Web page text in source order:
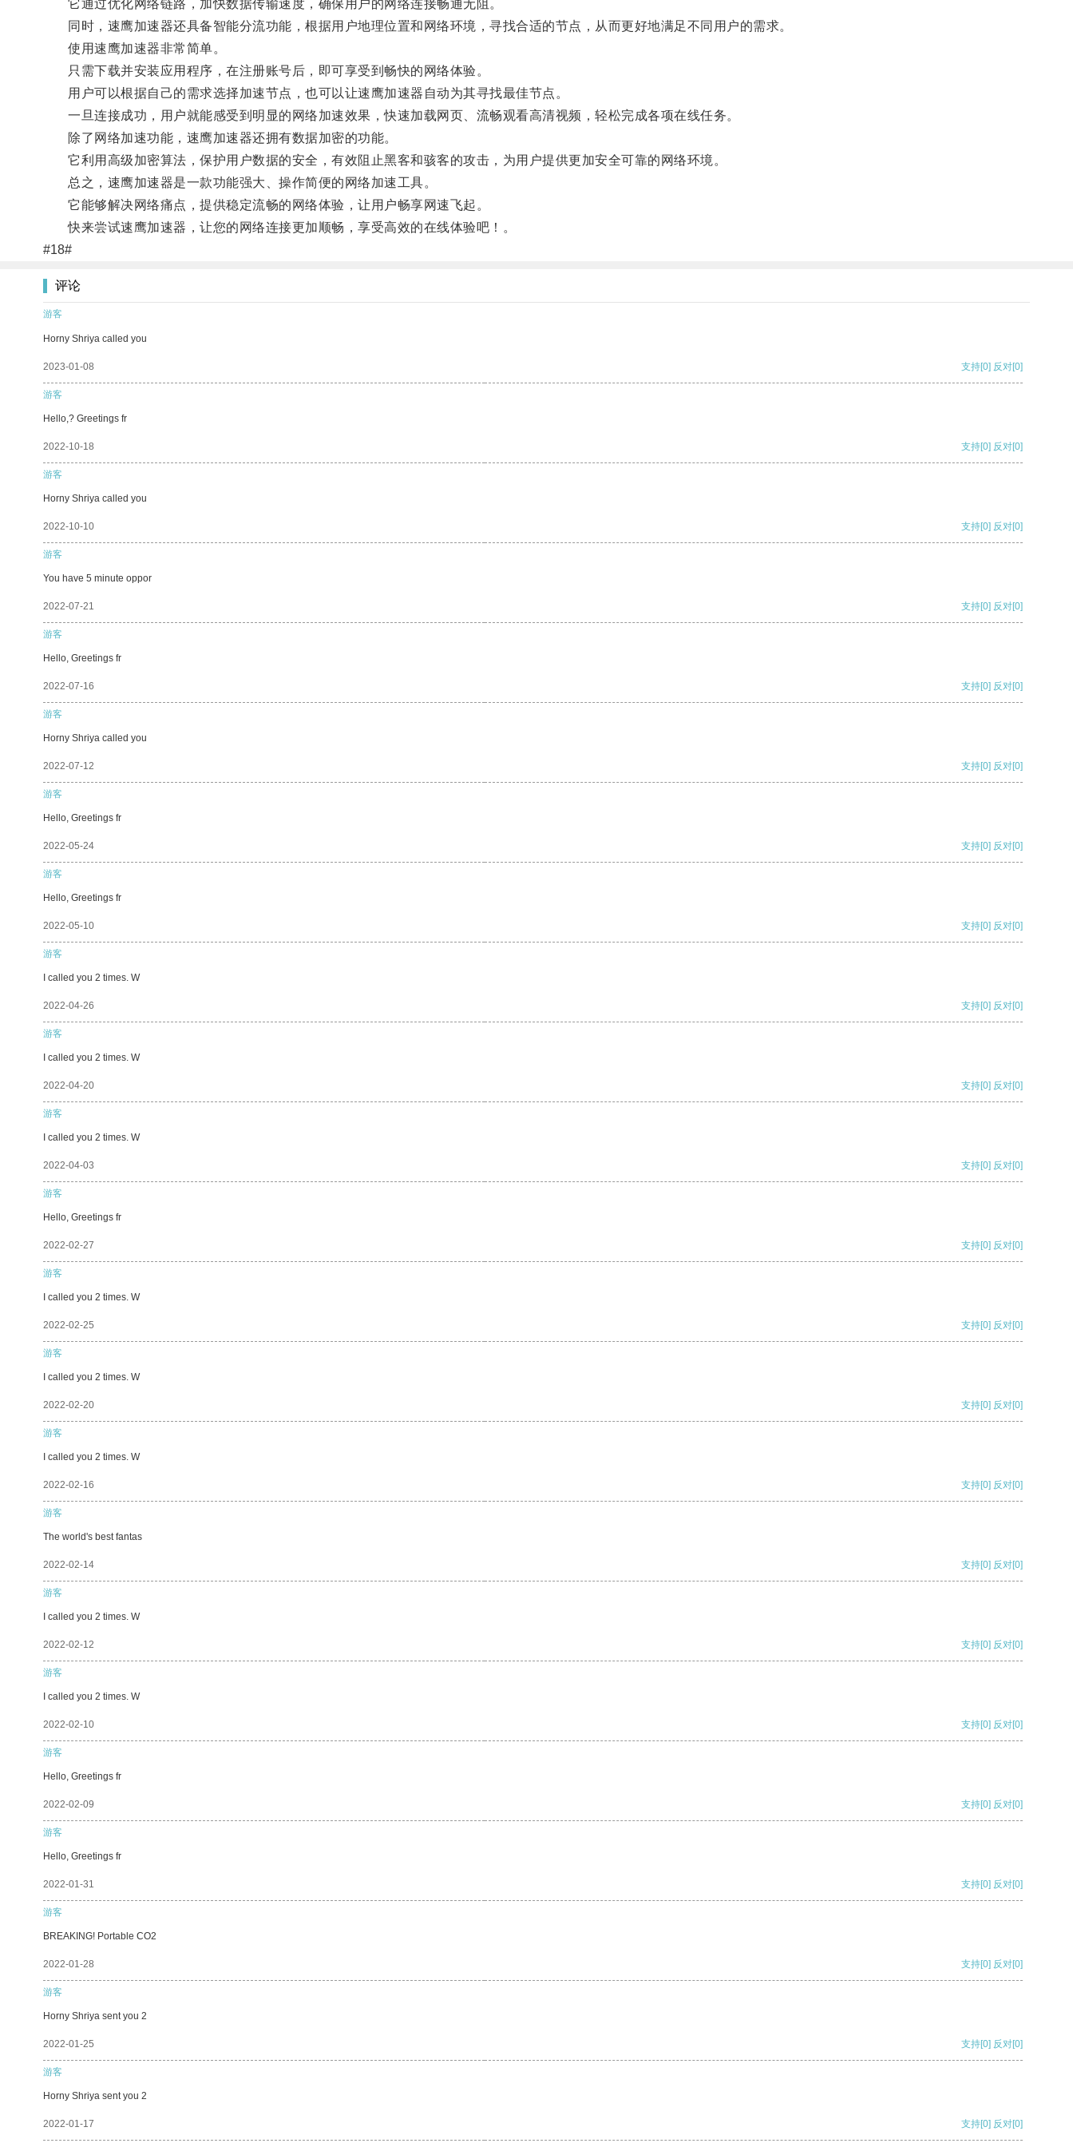
它通过优化网络链路，加快数据传输速度，确保用户的网络连接畅通无阻。
同时，速鹰加速器还具备智能分流功能，根据用户地理位置和网络环境，寻找合适的节点，从而更好地满足不同用户的需求。
使用速鹰加速器非常简单。
只需下载并安装应用程序，在注册账号后，即可享受到畅快的网络体验。
用户可以根据自己的需求选择加速节点，也可以让速鹰加速器自动为其寻找最佳节点。
一旦连接成功，用户就能感受到明显的网络加速效果，快速加载网页、流畅观看高清视频，轻松完成各项在线任务。
除了网络加速功能，速鹰加速器还拥有数据加密的功能。
它利用高级加密算法，保护用户数据的安全，有效阻止黑客和骇客的攻击，为用户提供更加安全可靠的网络环境。
总之，速鹰加速器是一款功能强大、操作简便的网络加速工具。
它能够解决网络痛点，提供稳定流畅的网络体验，让用户畅享网速飞起。
快来尝试速鹰加速器，让您的网络连接更加顺畅，享受高效的在线体验吧！。
#18#
评论
游客
Horny Shriya called you
2023-01-08 支持[0] 反对[0]
游客
Hello,? Greetings fr
2022-10-18 支持[0] 反对[0]
游客
Horny Shriya called you
2022-10-10 支持[0] 反对[0]
游客
You have 5 minute oppor
2022-07-21 支持[0] 反对[0]
游客
Hello, Greetings fr
2022-07-16 支持[0] 反对[0]
游客
Horny Shriya called you
2022-07-12 支持[0] 反对[0]
游客
Hello, Greetings fr
2022-05-24 支持[0] 反对[0]
游客
Hello, Greetings fr
2022-05-10 支持[0] 反对[0]
游客
I called you 2 times. W
2022-04-26 支持[0] 反对[0]
游客
I called you 2 times. W
2022-04-20 支持[0] 反对[0]
游客
I called you 2 times. W
2022-04-03 支持[0] 反对[0]
游客
Hello, Greetings fr
2022-02-27 支持[0] 反对[0]
游客
I called you 2 times. W
2022-02-25 支持[0] 反对[0]
游客
I called you 2 times. W
2022-02-20 支持[0] 反对[0]
游客
I called you 2 times. W
2022-02-16 支持[0] 反对[0]
游客
The world's best fantas
2022-02-14 支持[0] 反对[0]
游客
I called you 2 times. W
2022-02-12 支持[0] 反对[0]
游客
I called you 2 times. W
2022-02-10 支持[0] 反对[0]
游客
Hello, Greetings fr
2022-02-09 支持[0] 反对[0]
游客
Hello, Greetings fr
2022-01-31 支持[0] 反对[0]
游客
BREAKING! Portable CO2
2022-01-28 支持[0] 反对[0]
游客
Horny Shriya sent you 2
2022-01-25 支持[0] 反对[0]
游客
Horny Shriya sent you 2
2022-01-17 支持[0] 反对[0]